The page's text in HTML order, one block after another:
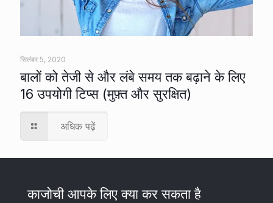
सितंबर 5, 2020
बालों को तेजी से और लंबे समय तक बढ़ाने के लिए
16 उपयोगी टिप्स (मुफ़्त और सुरक्षित)
अधिक पढ़ें
काजोची आपके लिए क्या कर सकता है